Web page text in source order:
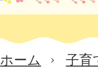
ホーム 子育